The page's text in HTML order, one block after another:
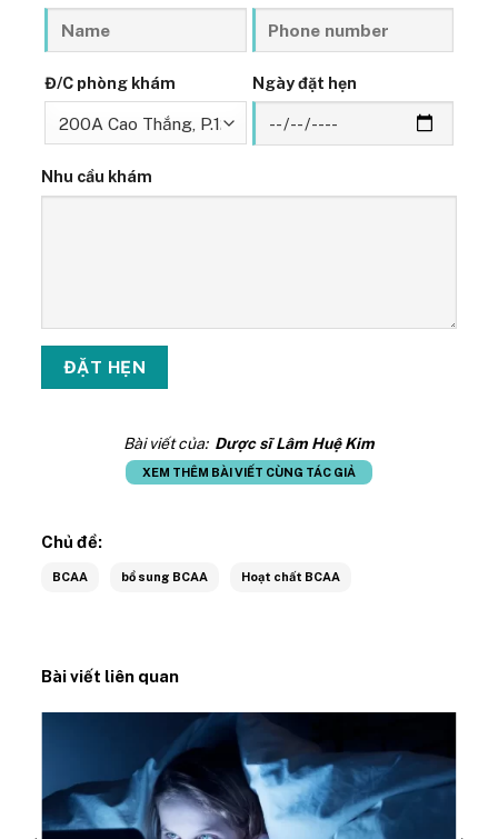
Đ/C phòng khám Ngày đặt hẹn
Nhu cầu khám
Bài viết của: Dược sĩ Lâm Huệ Kim
XEM THÊM BÀI VIẾT CÙNG TÁC GIẢ
Chủ đề:
BCAA bổ sung BCAA Hoạt chất BCAA
Bài viết liên quan